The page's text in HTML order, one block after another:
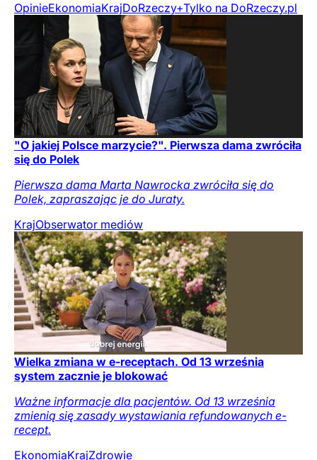
OpinieEkonomiaKrajDoRzeczy+Tylko na DoRzeczy.pl
"O jakiej Polsce marzycie?". Pierwsza dama zwróciła
się do Polek
Pierwsza dama Marta Nawrocka zwróciła się do
Polek, zapraszając je do Juraty.
KrajObserwator mediów
Wielka zmiana w e-receptach. Od 13 września
system zacznie je blokować
Ważne informacje dla pacjentów. Od 13 września
zmienią się zasady wystawiania refundowanych e-
recept.
EkonomiaKrajZdrowie